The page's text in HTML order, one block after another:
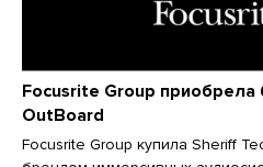
Focusrite Group приобрела
OutBoard
Focusrite Group купила Sheriff